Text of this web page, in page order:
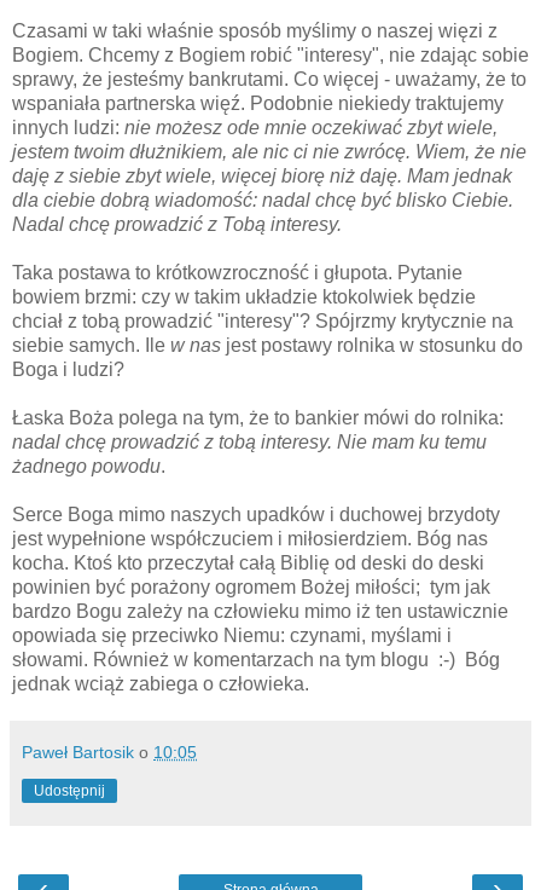
Czasami w taki właśnie sposób myślimy o naszej więzi z
Bogiem. Chcemy z Bogiem robić "interesy", nie zdając sobie
sprawy, że jesteśmy bankrutami. Co więcej - uważamy, że to
wspaniała partnerska więź. Podobnie niekiedy traktujemy
innych ludzi: nie możesz ode mnie oczekiwać zbyt wiele,
jestem twoim dłużnikiem, ale nic ci nie zwrócę. Wiem, że nie
daję z siebie zbyt wiele, więcej biorę niż daję. Mam jednak
dla ciebie dobrą wiadomość: nadal chcę być blisko Ciebie.
Nadal chcę prowadzić z Tobą interesy.
Taka postawa to krótkowzroczność i głupota. Pytanie
bowiem brzmi: czy w takim układzie ktokolwiek będzie
chciał z tobą prowadzić "interesy"? Spójrzmy krytycznie na
siebie samych. Ile w nas jest postawy rolnika w stosunku do
Boga i ludzi?
Łaska Boża polega na tym, że to bankier mówi do rolnika:
nadal chcę prowadzić z tobą interesy. Nie mam ku temu
żadnego powodu.
Serce Boga mimo naszych upadków i duchowej brzydoty
jest wypełnione współczuciem i miłosierdziem. Bóg nas
kocha. Ktoś kto przeczytał całą Biblię od deski do deski
powinien być porażony ogromem Bożej miłości; tym jak
bardzo Bogu zależy na człowieku mimo iż ten ustawicznie
opowiada się przeciwko Niemu: czynami, myślami i
słowami. Również w komentarzach na tym blogu :-) Bóg
jednak wciąż zabiega o człowieka.
Paweł Bartosik o 10:05
Udostępnij